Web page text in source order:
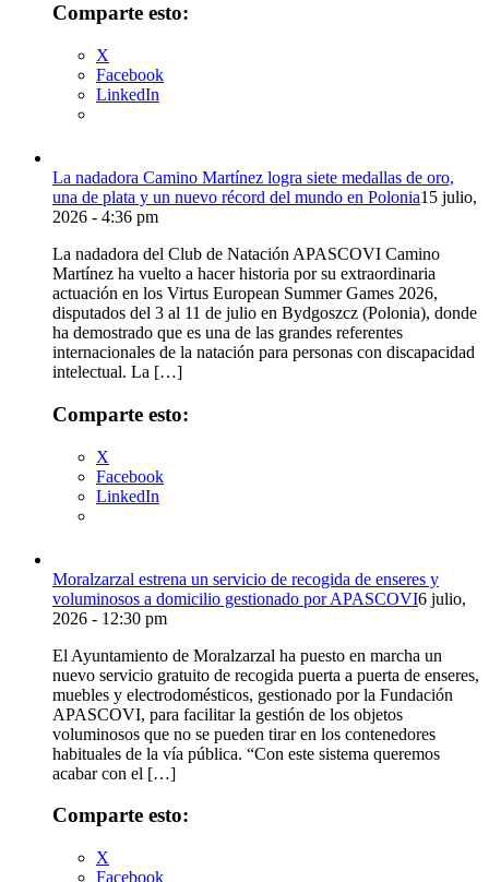
Comparte esto:
X
Facebook
LinkedIn
La nadadora Camino Martínez logra siete medallas de oro,
una de plata y un nuevo récord del mundo en Polonia15 julio,
2026 - 4:36 pm
La nadadora del Club de Natación APASCOVI Camino
Martínez ha vuelto a hacer historia por su extraordinaria
actuación en los Virtus European Summer Games 2026,
disputados del 3 al 11 de julio en Bydgoszcz (Polonia), donde
ha demostrado que es una de las grandes referentes
internacionales de la natación para personas con discapacidad
intelectual. La […]
Comparte esto:
X
Facebook
LinkedIn
Moralzarzal estrena un servicio de recogida de enseres y
voluminosos a domicilio gestionado por APASCOVI6 julio,
2026 - 12:30 pm
El Ayuntamiento de Moralzarzal ha puesto en marcha un
nuevo servicio gratuito de recogida puerta a puerta de enseres,
muebles y electrodomésticos, gestionado por la Fundación
APASCOVI, para facilitar la gestión de los objetos
voluminosos que no se pueden tirar en los contenedores
habituales de la vía pública. “Con este sistema queremos
acabar con el […]
Comparte esto:
X
Facebook